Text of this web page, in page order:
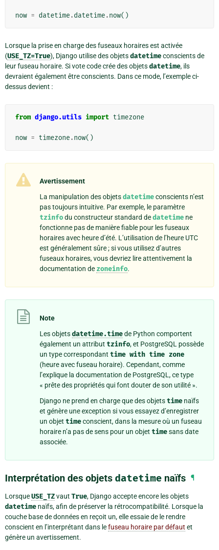
now = datetime.datetime.now()
Lorsque la prise en charge des fuseaux horaires est activée
(USE_TZ=True), Django utilise des objetsdatetimeconscients de
leur fuseau horaire. Si vote code crée des objetsdatetime, ils
devraient également être conscients. Dans ce mode, l’exemple ci-
dessus devient :
from django.utils import timezone
now = timezone.now()
Avertissement
La manipulation des objetsdatetimeconscients n’est
pas toujours intuitive. Par exemple, le paramètre
tzinfodu constructeur standard dedatetime ne
fonctionne pas de manière fiable pour les fuseaux
horaires avec heure d’été. L’utilisation de l’heure UTC
est généralement sûre ; si vous utilisez d’autres
fuseaux horaires, vous devriez lire attentivement la
documentation de zoneinfo.
Note
Les objetsdatetime.timede Python comportent
également un attribut tzinfo, et PostgreSQL possède
un type correspondant time with time zone
(heure avec fuseau horaire). Cependant, comme
l’explique la documentation de PostgreSQL, ce type
« prête des propriétés qui font douter de son utilité ».
Django ne prend en charge que des objetstime naïfs
et génère une exception si vous essayez d’enregistrer
un objet timeconscient, dans la mesure où un fuseau
horaire n’a pas de sens pour un objet timesans date
associée.
Interprétation des objets datetime naïfs ¶
LorsqueUSE_TZvaut True, Django accepte encore les objets
datetime naïfs, afin de préserver la rétrocompatibilité. Lorsque la
couche base de données en reçoit un, elle essaie de le rendre
conscient en l’interprétant dans lefuseau horaire par défaut et
génère un avertissement.